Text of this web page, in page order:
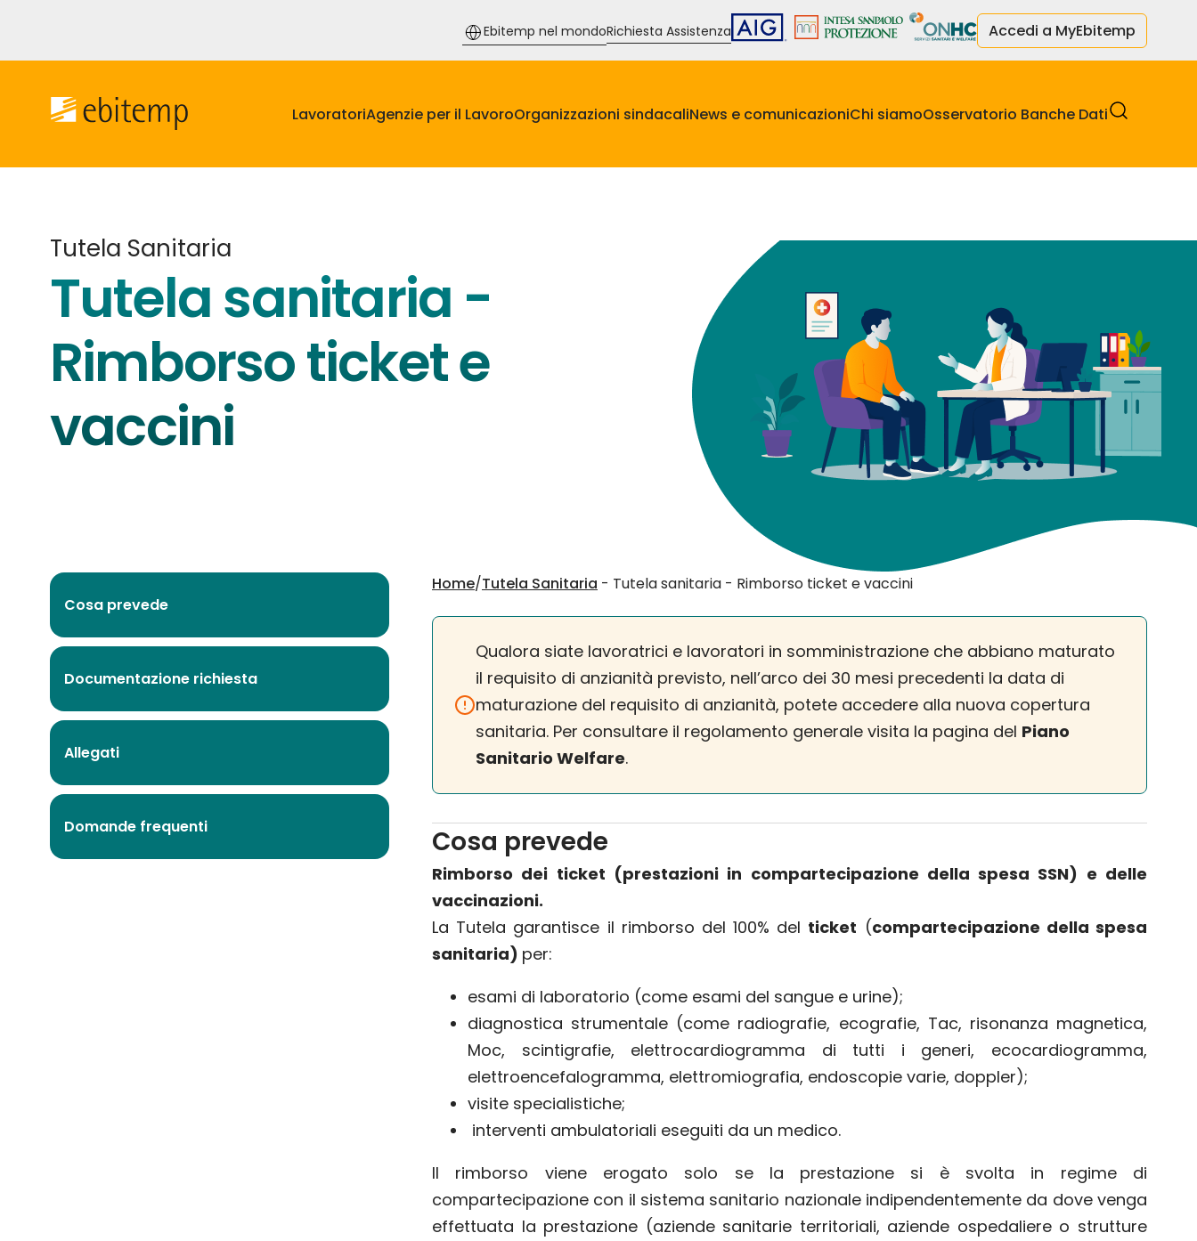
contenuto
Ebitemp nel mondoRichiesta Assistenza Accedi a MyEbitemp
principale
LavoratoriAgenzie per il LavoroOrganizzazioni sindacaliNews e comunicazioniChi siamoOsservatorio Banche Dati
Tutela Sanitaria
Tutela sanitaria -
Rimborso ticket e
vaccini
Cosa prevede
Documentazione richiesta
Allegati
Domande frequenti
Home/Tutela Sanitaria - Tutela sanitaria - Rimborso ticket e vaccini
Qualora siate lavoratrici e lavoratori in somministrazione che abbiano maturato
il requisito di anzianità previsto, nell’arco dei 30 mesi precedenti la data di
maturazione del requisito di anzianità, potete accedere alla nuova copertura
sanitaria. Per consultare il regolamento generale visita la pagina del Piano
Sanitario Welfare.
Cosa prevede
Rimborso dei ticket (prestazioni in compartecipazione della spesa SSN) e delle
vaccinazioni.
La Tutela garantisce il rimborso del 100% del ticket (compartecipazione della spesa
sanitaria) per:
esami di laboratorio (come esami del sangue e urine);
diagnostica strumentale (come radiografie, ecografie, Tac, risonanza magnetica,
Moc, scintigrafie, elettrocardiogramma di tutti i generi, ecocardiogramma,
elettroencefalogramma, elettromiografia, endoscopie varie, doppler);
visite specialistiche;
interventi ambulatoriali eseguiti da un medico.
Il rimborso viene erogato solo se la prestazione si è svolta in regime di
compartecipazione con il sistema sanitario nazionale indipendentemente da dove venga
effettuata la prestazione (aziende sanitarie territoriali, aziende ospedaliere o strutture